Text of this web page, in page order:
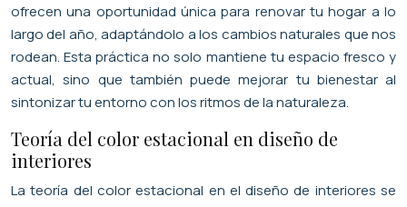
ofrecen una oportunidad única para renovar tu hogar a lo
largo del año, adaptándolo a los cambios naturales que nos
rodean. Esta práctica no solo mantiene tu espacio fresco y
actual, sino que también puede mejorar tu bienestar al
sintonizar tu entorno con los ritmos de la naturaleza.
Teoría del color estacional en diseño de
interiores
La teoría del color estacional en el diseño de interiores se